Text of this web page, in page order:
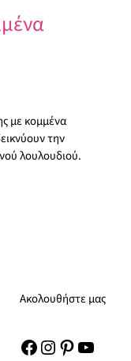
με κομμένα
την
λουλουδιού.
Ακολουθήστε μας
Facebook
Instagram
Pinterest